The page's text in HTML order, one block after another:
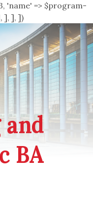
'name' => $program-
], ], ])
BA